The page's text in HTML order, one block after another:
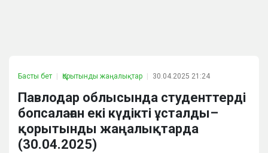
Басты бет Қорытынды жаңалықтар 30.04.2025 21:24
Павлодар облысында студенттерді
бопсалаған екі күдікті ұсталды–
қорытынды жаңалықтарда
(30.04.2025)